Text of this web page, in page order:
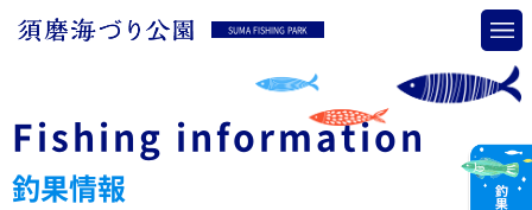
SUMA FISHING PARK
Fishing information
釣果情報